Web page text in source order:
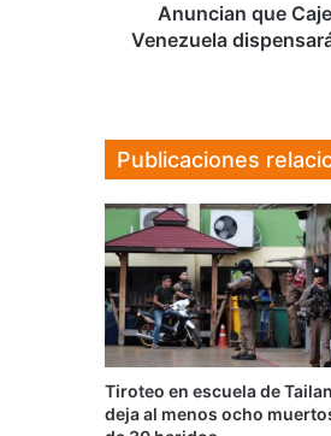
diarios
Anuncian que
Venezuela
Publicaciones
Tiroteo en escuela de
deja al menos ocho